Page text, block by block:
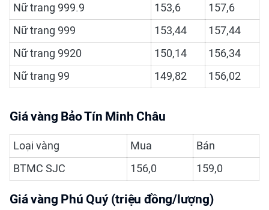
Nữ trang 999.9
153,6
157,6
Nữ trang 999
153,44
157,44
Nữ trang 9920
150,14
156,34
Nữ trang 99
149,82 156,02
Giá vàng Bảo Tín Minh Châu
Loại vàng Mua
Bán
BTMC SJC
156,0 159,0
Giá vàng Phú Quý (triệu đồng/lượng)